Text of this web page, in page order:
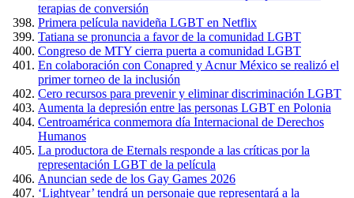
terapias de conversión
Primera película navideña LGBT en Netflix
Tatiana se pronuncia a favor de la comunidad LGBT
Congreso de MTY cierra puerta a comunidad LGBT
En colaboración con Conapred y Acnur México se realizó el
primer torneo de la inclusión
Cero recursos para prevenir y eliminar discriminación LGBT
Aumenta la depresión entre las personas LGBT en Polonia
Centroamérica conmemora día Internacional de Derechos
Humanos
La productora de Eternals responde a las críticas por la
representación LGBT de la película
Anuncian sede de los Gay Games 2026
‘Lightyear’ tendrá un personaje que representará a la